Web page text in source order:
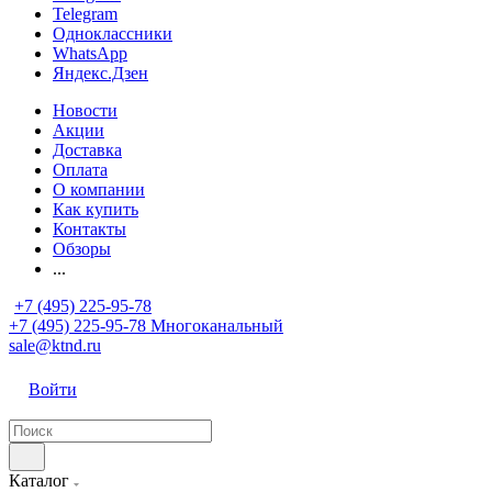
Telegram
Одноклассники
WhatsApp
Яндекс.Дзен
Новости
Акции
Доставка
Оплата
О компании
Как купить
Контакты
Обзоры
...
+7 (495) 225-95-78
+7 (495) 225-95-78 Многоканальный
sale@ktnd.ru
Войти
Каталог